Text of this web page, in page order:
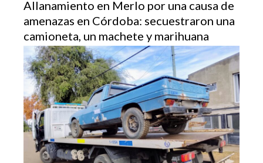
Allanamiento en Merlo por una causa de
amenazas en Córdoba: secuestraron una
camioneta, un machete y marihuana